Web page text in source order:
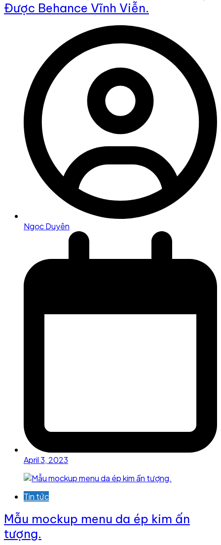
Được Behance Vĩnh Viễn.
Ngọc Duyên
April 3, 2023
Tin tức
Mẫu mockup menu da ép kim ấn
tượng.